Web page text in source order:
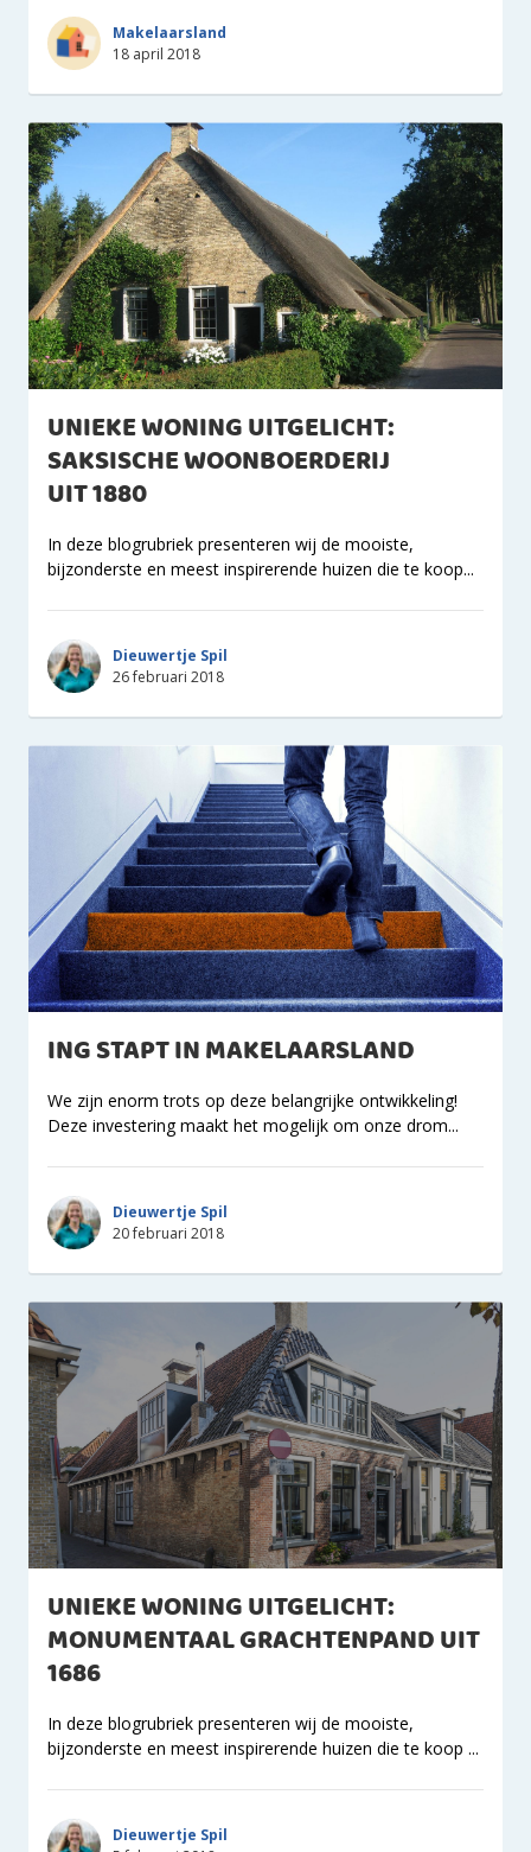
Makelaarsland
18 april 2018
UNIEKE WONING UITGELICHT:
SAKSISCHE WOONBOERDERIJ
UIT 1880
In deze blogrubriek presenteren wij de mooiste,
bijzonderste en meest inspirerende huizen die te koop...
Dieuwertje Spil
26 februari 2018
ING STAPT IN MAKELAARSLAND
We zijn enorm trots op deze belangrijke ontwikkeling!
Deze investering maakt het mogelijk om onze drom...
Dieuwertje Spil
20 februari 2018
UNIEKE WONING UITGELICHT:
MONUMENTAAL GRACHTENPAND UIT
1686
In deze blogrubriek presenteren wij de mooiste,
bijzonderste en meest inspirerende huizen die te koop ...
Dieuwertje Spil